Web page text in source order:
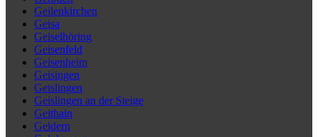
Geilenkirchen
Geisa
Geiselhöring
Geisenfeld
Geisenheim
Geisingen
Geislingen
Geislingen an der Steige
Geithain
Geldern